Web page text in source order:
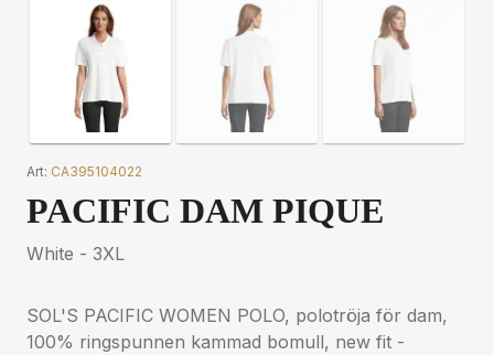
Art: CA395104022
PACIFIC DAM PIQUE
White - 3XL
SOL'S PACIFIC WOMEN POLO, polotröja för dam,
100% ringspunnen kammad bomull, new fit -